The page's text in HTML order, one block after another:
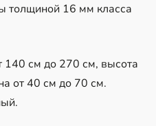
толщиной 16 мм класса
140 см до 270 см, высота
от 40 см до 70 см.